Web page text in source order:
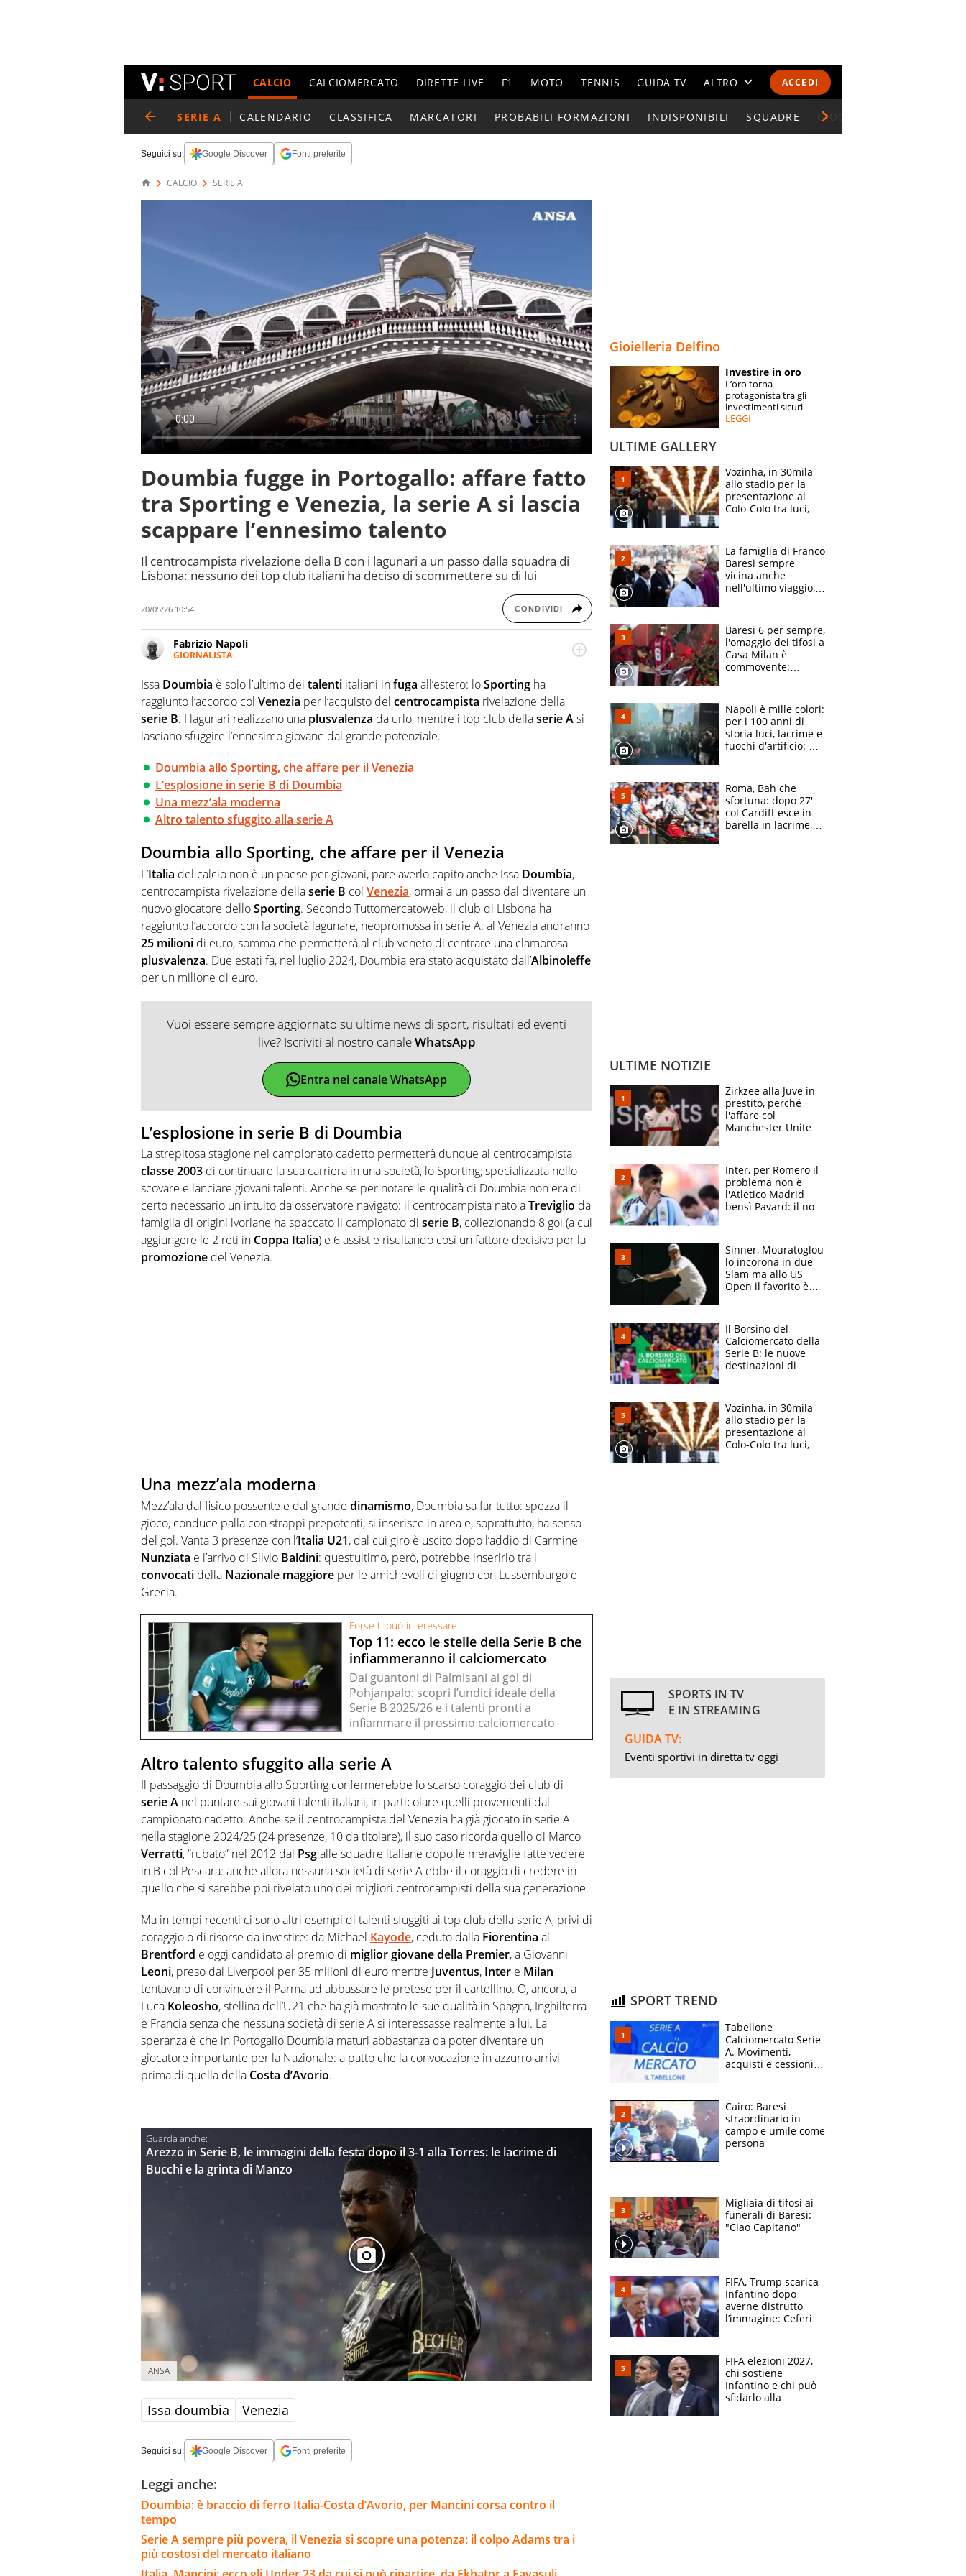
ACCEDI
CALCIO CALCIOMERCATO DIRETTE LIVE F1 MOTO TENNIS GUIDA TV ALTRO
CALENDARI E CLASSIFICHE
ESPERTI
CONTATTI
SERIE A CALENDARIO CLASSIFICA MARCATORI PROBABILI FORMAZIONI INDISPONIBILI SQUADRE GIOCATORI SERIE A
Seguici su: Google Discover Fonti preferite
CALCIO SERIE A
Doumbia fugge in Portogallo: affare fatto
tra Sporting e Venezia, la serie A si lascia
scappare l’ennesimo talento
Il centrocampista rivelazione della B con i lagunari a un passo dalla squadra di
Lisbona: nessuno dei top club italiani ha deciso di scommettere su di lui
20/05/26 10:54 CONDIVIDI
Fabrizio Napoli
GIORNALISTA
Giornalista professionista, per Virgilio Sport segue anche il calcio ma è con la
pallanuoto che esalta competenze e passioni. Cura la comunicazione di HaBaWaBa, il
più grande festival di waterpolo per bambini al mondo
Issa Doumbia è solo l’ultimo dei talenti italiani infuga all’estero: loSporting ha
raggiunto l’accordo col Venezia per l’acquisto del centrocampista rivelazione della
serie B. I lagunari realizzano una plusvalenza da urlo, mentre i top club dellaserie Asi
lasciano sfuggire l’ennesimo giovane dal grande potenziale.
Doumbia allo Sporting, che affare per il Venezia
L’esplosione in serie B di Doumbia
Una mezz’ala moderna
Altro talento sfuggito alla serie A
Doumbia allo Sporting, che affare per il Venezia
L’Italia del calcio non è un paese per giovani, pare averlo capito anche Issa Doumbia,
centrocampista rivelazione dellaserie B col Venezia, ormai a un passo dal diventare un
nuovo giocatore delloSporting. Secondo Tuttomercatoweb, il club di Lisbona ha
raggiunto l’accordo con la società lagunare, neopromossa in serie A: al Venezia andranno
25 milioni di euro, somma che permetterà al club veneto di centrare una clamorosa
plusvalenza. Due estati fa, nel luglio 2024, Doumbia era stato acquistato dall’Albinoleffe
per un milione di euro.
Vuoi essere sempre aggiornato su ultime news di sport, risultati ed eventi
live? Iscriviti al nostro canaleWhatsApp
Entra nel canale WhatsApp
L’esplosione in serie B di Doumbia
La strepitosa stagione nel campionato cadetto permetterà dunque al centrocampista
classe 2003 di continuare la sua carriera in una società, lo Sporting, specializzata nello
scovare e lanciare giovani talenti. Anche se per notare le qualità di Doumbia non era di
certo necessario un intuito da osservatore navigato: il centrocampista nato aTreviglio da
famiglia di origini ivoriane ha spaccato il campionato di serie B, collezionando 8 gol (a cui
aggiungere le 2 reti in Coppa Italia) e 6 assist e risultando così un fattore decisivo per la
promozione del Venezia.
Una mezz’ala moderna
Mezz’ala dal fisico possente e dal grande dinamismo, Doumbia sa far tutto: spezza il
gioco, conduce palla con strappi prepotenti, si inserisce in area e, soprattutto, ha senso
del gol. Vanta 3 presenze con l’Italia U21, dal cui giro è uscito dopo l’addio di Carmine
Nunziata e l’arrivo di Silvio Baldini: quest’ultimo, però, potrebbe inserirlo tra i
convocati della Nazionale maggiore per le amichevoli di giugno con Lussemburgo e
Grecia.
Forse ti può interessare
Top 11: ecco le stelle della Serie B che
infiammeranno il calciomercato
Dai guantoni di Palmisani ai gol di
Pohjanpalo: scopri l’undici ideale della
Serie B 2025/26 e i talenti pronti a
infiammare il prossimo calciomercato
Altro talento sfuggito alla serie A
Il passaggio di Doumbia allo Sporting confermerebbe lo scarso coraggio dei club di
serie A nel puntare sui giovani talenti italiani, in particolare quelli provenienti dal
campionato cadetto. Anche se il centrocampista del Venezia ha già giocato in serie A
nella stagione 2024/25 (24 presenze, 10 da titolare), il suo caso ricorda quello di Marco
Verratti, “rubato” nel 2012 dal Psgalle squadre italiane dopo le meraviglie fatte vedere
in B col Pescara: anche allora nessuna società di serie A ebbe il coraggio di credere in
quello che si sarebbe poi rivelato uno dei migliori centrocampisti della sua generazione.
Ma in tempi recenti ci sono altri esempi di talenti sfuggiti ai top club della serie A, privi di
coraggio o di risorse da investire: da Michael Kayode, ceduto dalla Fiorentina al
Brentford e oggi candidato al premio di miglior giovane della Premier, a Giovanni
Leoni, preso dal Liverpool per 35 milioni di euro mentre Juventus, Inter e Milan
tentavano di convincere il Parma ad abbassare le pretese per il cartellino. O, ancora, a
Luca Koleosho, stellina dell’U21 che ha già mostrato le sue qualità in Spagna, Inghilterra
e Francia senza che nessuna società di serie A si interessasse realmente a lui. La
speranza è che in Portogallo Doumbia maturi abbastanza da poter diventare un
giocatore importante per la Nazionale: a patto che la convocazione in azzurro arrivi
prima di quella della Costa d’Avorio.
Arezzo in Serie B, le immagini della festa dopo il 3-1 alla Torres: le lacrime di
Bucchi e la grinta di Manzo
ANSA
Issa doumbia Venezia
Seguici su: Google Discover Fonti preferite
Leggi anche:
Doumbia: è braccio di ferro Italia-Costa d’Avorio, per Mancini corsa contro il
tempo
Serie A sempre più povera, il Venezia si scopre una potenza: il colpo Adams tra i
più costosi del mercato italiano
Gioielleria Delfino
Investire in oro
L’oro torna
protagonista tra gli
investimenti sicuri
LEGGI
ULTIME GALLERY
Vozinha, in 30mila
allo stadio per la
presentazione al
Colo-Colo tra luci,
La famiglia di Franco
Baresi sempre
vicina anche
nell'ultimo viaggio,
circondati
dall'affetto dei tifosi
Baresi 6 per sempre,
l'omaggio dei tifosi a
Casa Milan è
commovente:
bigliettini
Napoli è mille colori:
per i 100 anni di
storia luci, lacrime e
fuochi d'artificio: De
Roma, Bah che
sfortuna: dopo 27'
col Cardiff esce in
barella in lacrime,
ULTIME NOTIZIE
Zirkzee alla Juve in
prestito, perché
l'affare col
Manchester United
Inter, per Romero il
problema non è
l'Atletico Madrid
bensì Pavard: il no
Sinner, Mouratoglou
lo incorona in due
Slam ma allo US
Open il favorito è
museo
Il Borsino del
Calciomercato della
Serie B: le nuove
destinazioni di
Vozinha, in 30mila
allo stadio per la
presentazione al
Colo-Colo tra luci,
SPORTS IN TV
E IN STREAMING
GUIDA TV:
Eventi sportivi in diretta tv oggi
SPORT TREND
Tabellone
Calciomercato Serie
A. Movimenti,
acquisti e cessioni:
Cairo: Baresi
straordinario in
campo e umile come
persona
Migliaia di tifosi ai
funerali di Baresi:
"Ciao Capitano"
FIFA, Trump scarica
Infantino dopo
averne distrutto
l’immagine: Ceferin
contrattacco
FIFA elezioni 2027,
chi sostiene
Infantino e chi può
sfidarlo alla